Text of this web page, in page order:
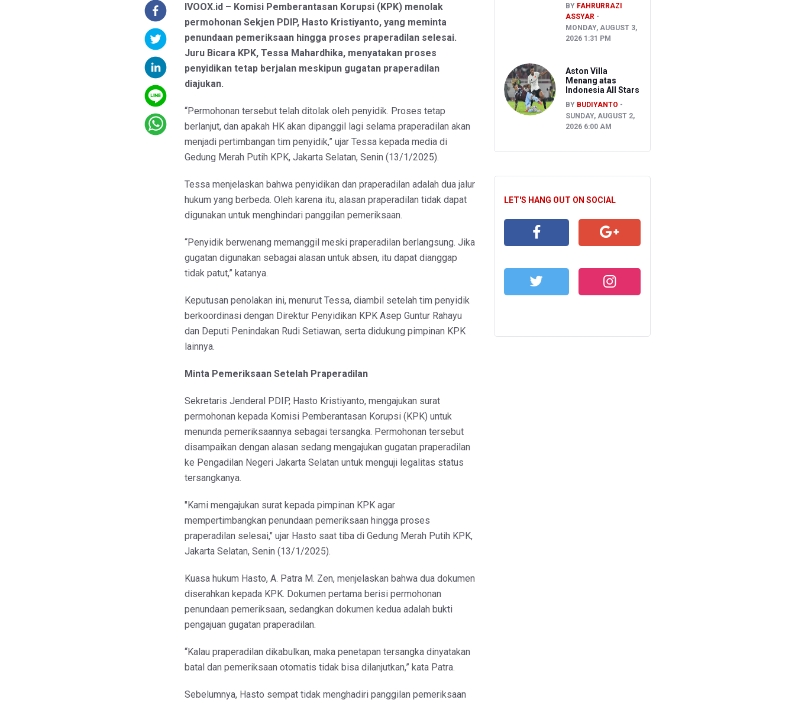
IVOOX.id – Komisi Pemberantasan Korupsi (KPK) menolak
permohonan Sekjen PDIP, Hasto Kristiyanto, yang meminta
penundaan pemeriksaan hingga proses praperadilan selesai.
Juru Bicara KPK, Tessa Mahardhika, menyatakan proses
penyidikan tetap berjalan meskipun gugatan praperadilan
diajukan.
“Permohonan tersebut telah ditolak oleh penyidik. Proses tetap
berlanjut, dan apakah HK akan dipanggil lagi selama praperadilan akan
menjadi pertimbangan tim penyidik,” ujar Tessa kepada media di
Gedung Merah Putih KPK, Jakarta Selatan, Senin (13/1/2025).
Tessa menjelaskan bahwa penyidikan dan praperadilan adalah dua jalur
hukum yang berbeda. Oleh karena itu, alasan praperadilan tidak dapat
digunakan untuk menghindari panggilan pemeriksaan.
“Penyidik berwenang memanggil meski praperadilan berlangsung. Jika
gugatan digunakan sebagai alasan untuk absen, itu dapat dianggap
tidak patut,” katanya.
Keputusan penolakan ini, menurut Tessa, diambil setelah tim penyidik
berkoordinasi dengan Direktur Penyidikan KPK Asep Guntur Rahayu
dan Deputi Penindakan Rudi Setiawan, serta didukung pimpinan KPK
lainnya.
Minta Pemeriksaan Setelah Praperadilan
Sekretaris Jenderal PDIP, Hasto Kristiyanto, mengajukan surat
permohonan kepada Komisi Pemberantasan Korupsi (KPK) untuk
menunda pemeriksaannya sebagai tersangka. Permohonan tersebut
disampaikan dengan alasan sedang mengajukan gugatan praperadilan
ke Pengadilan Negeri Jakarta Selatan untuk menguji legalitas status
tersangkanya.
"Kami mengajukan surat kepada pimpinan KPK agar
mempertimbangkan penundaan pemeriksaan hingga proses
praperadilan selesai," ujar Hasto saat tiba di Gedung Merah Putih KPK,
Jakarta Selatan, Senin (13/1/2025).
Kuasa hukum Hasto, A. Patra M. Zen, menjelaskan bahwa dua dokumen
diserahkan kepada KPK. Dokumen pertama berisi permohonan
penundaan pemeriksaan, sedangkan dokumen kedua adalah bukti
pengajuan gugatan praperadilan.
“Kalau praperadilan dikabulkan, maka penetapan tersangka dinyatakan
batal dan pemeriksaan otomatis tidak bisa dilanjutkan,” kata Patra.
Sebelumnya, Hasto sempat tidak menghadiri panggilan pemeriksaan
BY FAHRURRAZI
ASSYAR
MONDAY, AUGUST 3,
2026 1:31 PM
Aston Villa
Menang atas
Indonesia All Stars
BY BUDIYANTO
SUNDAY, AUGUST 2,
2026 6:00 AM
LET'S HANG OUT ON SOCIAL